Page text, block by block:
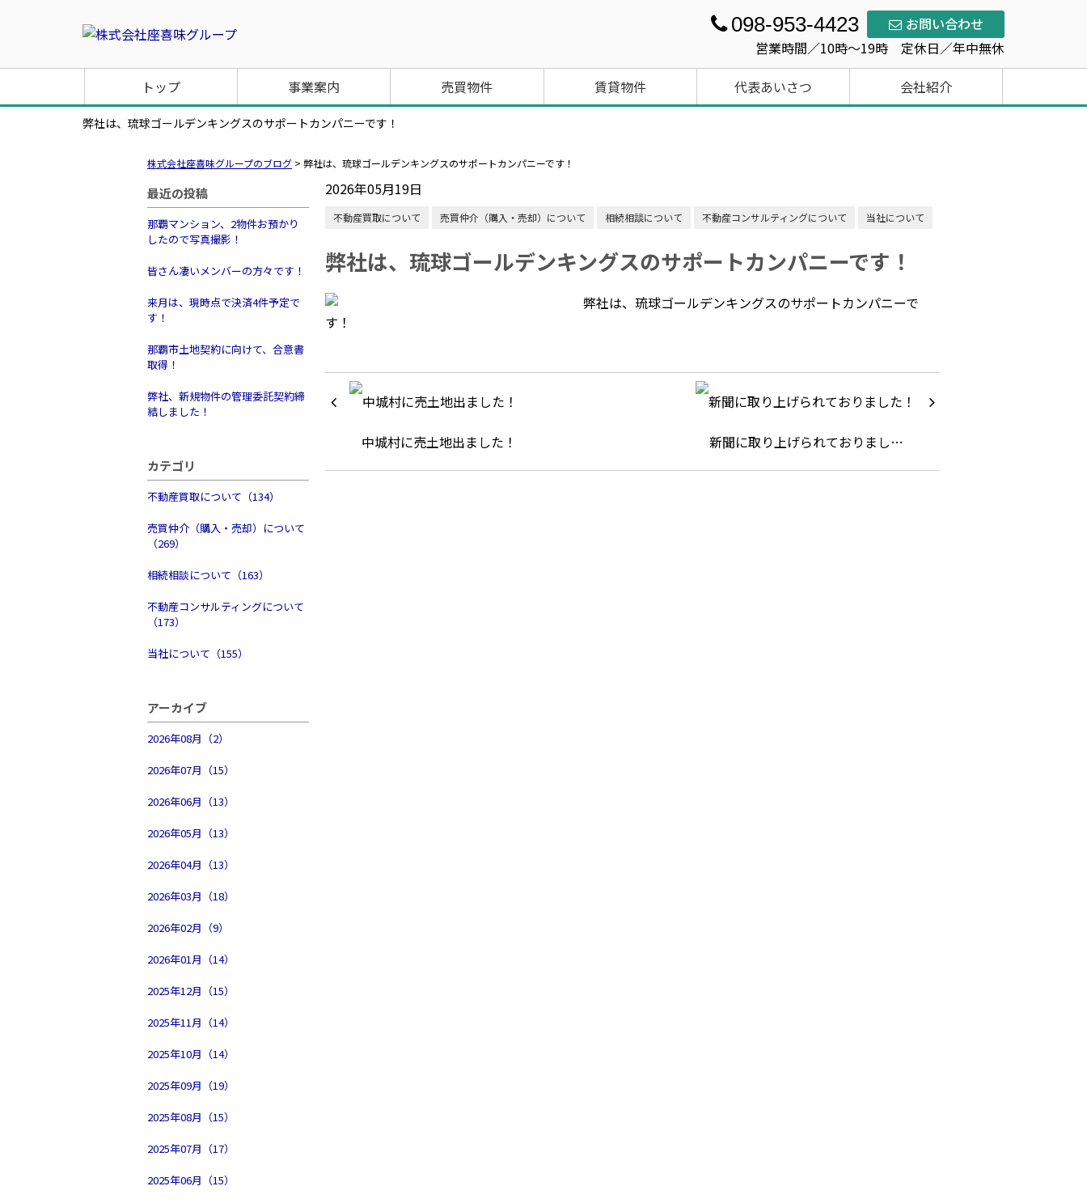
098-953-4423
お問い合わせ
営業時間／10時～19時 定休日／年中無休
トップ
事業案内 売買物件 賃貸物件 代表あいさつ 会社紹介
弊社は、琉球ゴールデンキングスのサポートカンパニーです！
株式会社座喜味グループのブログ > 弊社は、琉球ゴールデンキングスのサポートカンパニーです！
最近の投稿
那覇マンション、2物件お預かり
したので写真撮影！
皆さん凄いメンバーの方々です！
来月は、現時点で決済4件予定で
す！
那覇市土地契約に向けて、合意書
取得！
弊社、新規物件の管理委託契約締
結しました！
カテゴリ
不動産買取について（134）
売買仲介（購入・売却）について
（269）
相続相談について（163）
不動産コンサルティングについて
（173）
当社について（155）
アーカイブ
2026年08月（2）
2026年07月（15）
2026年06月（13）
2026年05月（13）
2026年04月（13）
2026年03月（18）
2026年02月（9）
2026年01月（14）
2025年12月（15）
2025年11月（14）
2025年10月（14）
2025年09月（19）
2025年08月（15）
2025年07月（17）
2025年06月（15）
2026年05月19日
不動産買取について 売買仲介（購入・売却）について 相続相談について 不動産コンサルティングについて 当社について
弊社は、琉球ゴールデンキングスのサポートカンパニーです！
弊社は、琉球ゴールデンキングスのサポートカンパニーで
す！
中城村に売土地出ました！ 新聞に取り上げられておりまし…